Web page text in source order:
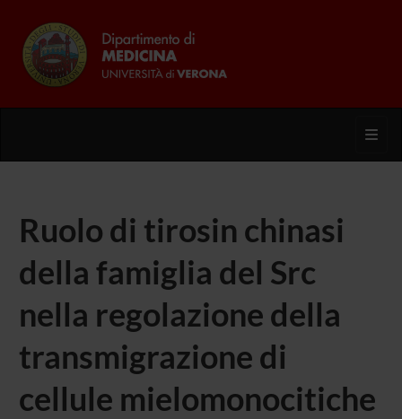
Ruolo di tirosin chinasi
della famiglia del Src
nella regolazione della
transmigrazione di
cellule mielomonocitiche